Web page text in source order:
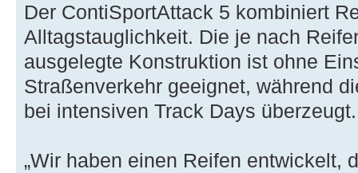
Der ContiSportAttack 5 kombiniert
Alltagstauglichkeit. Die je nach
ausgelegte Konstruktion ist ohne
Straßenverkehr geeignet, während
bei intensiven Track Days überzeugt.
„Wir haben einen Reifen entwickelt,